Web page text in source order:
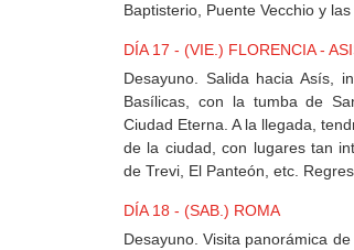
Baptisterio, Puente Vecchio y
DÍA 17 - (VIE.) FLORENCIA -
Desayuno. Salida hacia Asís,
Basílicas, con la tumba de
Ciudad Eterna. A la llegada,
de la ciudad, con lugares tan
de Trevi, El Panteón, etc.
DÍA 18 - (SAB.) ROMA
Desayuno. Visita panorámica